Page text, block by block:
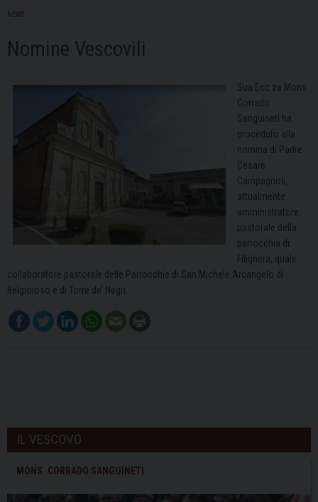
NEWS
Nomine Vescovili
Sua Ecc.za Mons.
Corrado
Sanguineti ha
proceduto alla
nomina di Padre
Cesare
Campagnoli,
attualmente
amministratore
pastorale della
parrocchia di
Filighera, quale
collaboratore pastorale delle Parrocchie di San Michele Arcangelo di
Belgioioso e di Torre de’ Negri.
IL VESCOVO
MONS. CORRADO SANGUINETI